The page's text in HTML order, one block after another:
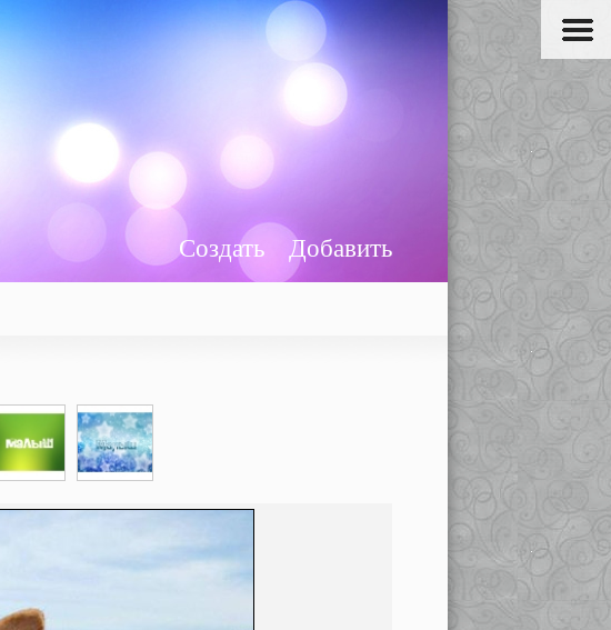
Добавить
Создать